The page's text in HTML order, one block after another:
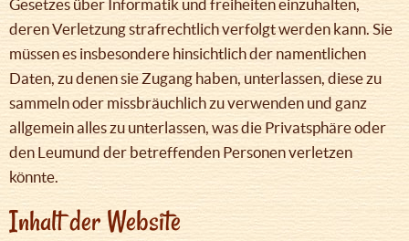
Gesetzes über Informatik und freiheiten einzuhalten,
deren Verletzung strafrechtlich verfolgt werden kann. Sie
müssen es insbesondere hinsichtlich der namentlichen
Daten, zu denen sie Zugang haben, unterlassen, diese zu
sammeln oder missbräuchlich zu verwenden und ganz
allgemein alles zu unterlassen, was die Privatsphäre oder
den Leumund der betreffenden Personen verletzen
könnte.
Inhalt der Website